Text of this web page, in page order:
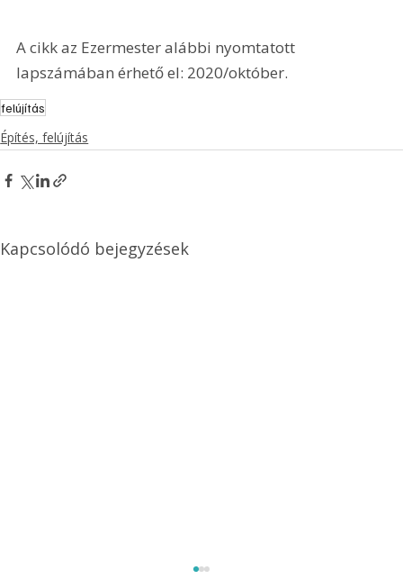
A cikk az Ezermester alábbi nyomtatott
lapszámában érhető el: 2020/október.
felújítás
Építés, felújítás
Kapcsolódó bejegyzések